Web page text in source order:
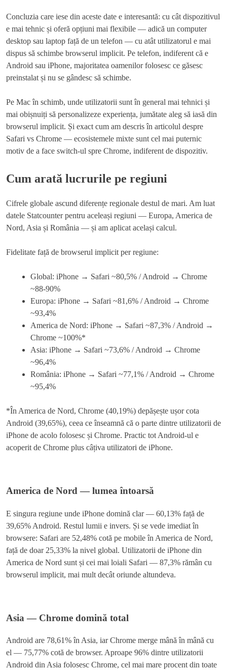
Concluzia care iese din aceste date e interesantă: cu cât dispozitivul
e mai tehnic și oferă opțiuni mai flexibile — adică un computer
desktop sau laptop față de un telefon — cu atât utilizatorul e mai
dispus să schimbe browserul implicit. Pe telefon, indiferent că e
Android sau iPhone, majoritatea oamenilor folosesc ce găsesc
preinstalat și nu se gândesc să schimbe.
Pe Mac în schimb, unde utilizatorii sunt în general mai tehnici și
mai obișnuiți să personalizeze experiența, jumătate aleg să iasă din
browserul implicit. Și exact cum am descris în articolul despre
Safari vs Chrome — ecosistemele mixte sunt cel mai puternic
motiv de a face switch-ul spre Chrome, indiferent de dispozitiv.
Cum arată lucrurile pe regiuni
Cifrele globale ascund diferențe regionale destul de mari. Am luat
datele Statcounter pentru aceleași regiuni — Europa, America de
Nord, Asia și România — și am aplicat același calcul.
Fidelitate față de browserul implicit per regiune:
Global: iPhone → Safari ~80,5% / Android → Chrome
~88-90%
Europa: iPhone → Safari ~81,6% / Android → Chrome
~93,4%
America de Nord: iPhone → Safari ~87,3% / Android →
Chrome ~100%*
Asia: iPhone → Safari ~73,6% / Android → Chrome
~96,4%
România: iPhone → Safari ~77,1% / Android → Chrome
~95,4%
*În America de Nord, Chrome (40,19%) depășește ușor cota
Android (39,65%), ceea ce înseamnă că o parte dintre utilizatorii de
iPhone de acolo folosesc și Chrome. Practic tot Android-ul e
acoperit de Chrome plus câțiva utilizatori de iPhone.
America de Nord — lumea întoarsă
E singura regiune unde iPhone domină clar — 60,13% față de
39,65% Android. Restul lumii e invers. Și se vede imediat în
browsere: Safari are 52,48% cotă pe mobile în America de Nord,
față de doar 25,33% la nivel global. Utilizatorii de iPhone din
America de Nord sunt și cei mai loiali Safari — 87,3% rămân cu
browserul implicit, mai mult decât oriunde altundeva.
Asia — Chrome domină total
Android are 78,61% în Asia, iar Chrome merge mână în mână cu
el — 75,77% cotă de browser. Aproape 96% dintre utilizatorii
Android din Asia folosesc Chrome, cel mai mare procent din toate